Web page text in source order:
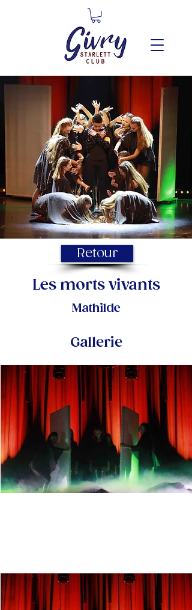
Retour
Les morts vivants
Mathilde
Gallerie